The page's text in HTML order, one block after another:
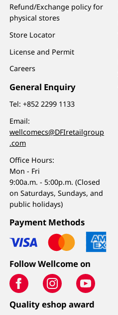
Refund/Exchange policy for
physical stores
Store Locator
License and Permit
Careers
General Enquiry
Tel:+852 2299 1133
Email:
wellcomecs@DFIretailgroup
.com
Office Hours:
Mon - Fri
9:00a.m. - 5:00p.m. (Closed
on Saturdays, Sundays, and
public holidays)
Payment Methods
Follow Wellcome on
Quality eshop award